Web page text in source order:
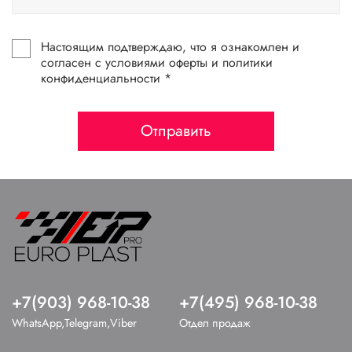
Настоящим подтверждаю, что я ознакомлен и
согласен с условиями оферты и политики
конфиденциальности *
Отправить
+7(903) 968-10-38
WhatsApp,Telegram,Viber
+7(495) 968-10-38
Отдел продаж